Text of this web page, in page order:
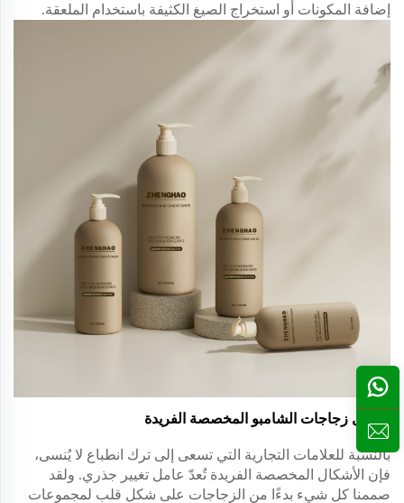
إضافة المكونات أو استخراج الصيغ الكثيفة باستخدام الملعقة.
أشكال زجاجات الشامبو المخصصة الفريدة
بالنسبة للعلامات التجارية التي تسعى إلى ترك انطباع لا يُنسى،
فإن الأشكال المخصصة الفريدة تُعدّ عامل تغيير جذري. ولقد
صممنا كل شيء بدءًا من الزجاجات على شكل قلب لمجموعات